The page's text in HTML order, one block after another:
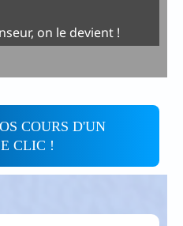
on le devient !
COURS D'UN
CLIC !